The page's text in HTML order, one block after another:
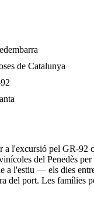
de Catalunya
a l'excursió pel GR-
del Penedès
a l'estiu — els dies
del port. Les famílies